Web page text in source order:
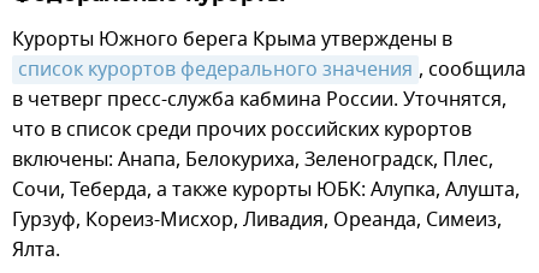
Курорты Южного берега Крыма утверждены в
список курортов федерального значения , сообщила
в четверг пресс-служба кабмина России. Уточнятся,
что в список среди прочих российских курортов
включены: Анапа, Белокуриха, Зеленоградск, Плес,
Сочи, Теберда, а также курорты ЮБК: Алупка, Алушта,
Гурзуф, Кореиз-Мисхор, Ливадия, Ореанда, Симеиз,
Ялта.